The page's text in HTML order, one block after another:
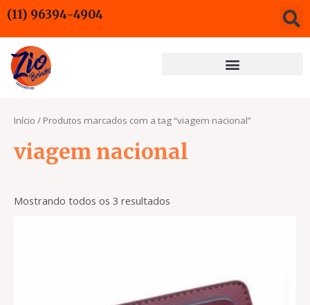
para
o
conteúdo
(11) 96394-4904
Início / Produtos marcados com a tag “viagem nacional”
viagem nacional
Mostrando todos os 3 resultados